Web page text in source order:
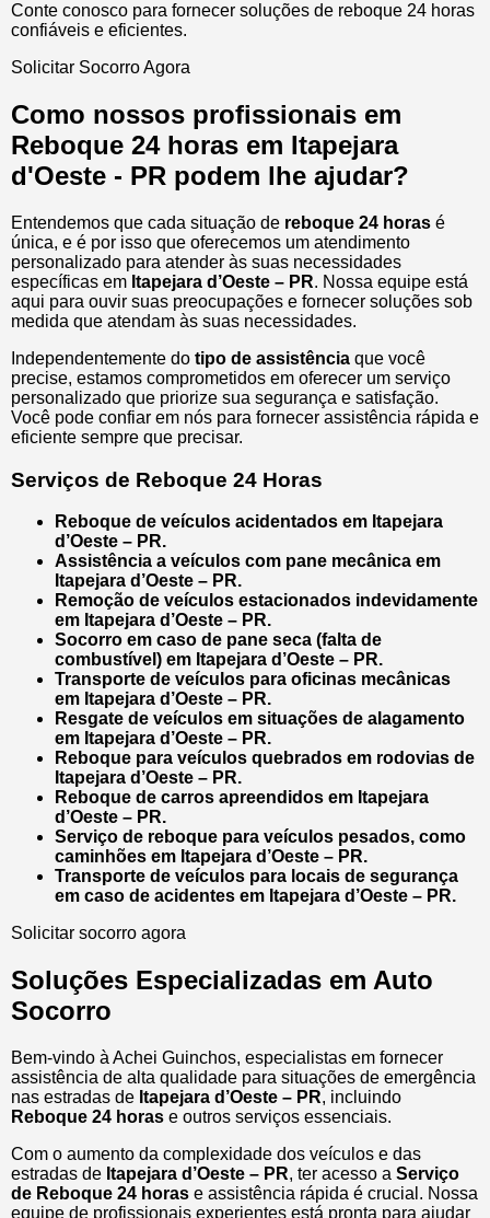
Conte conosco para fornecer soluções de reboque 24 horas
confiáveis e eficientes.
Solicitar Socorro Agora
Como nossos profissionais em
Reboque 24 horas em Itapejara
d'Oeste - PR podem lhe ajudar?
Entendemos que cada situação de reboque 24 horas é
única, e é por isso que oferecemos um atendimento
personalizado para atender às suas necessidades
específicas em Itapejara d’Oeste – PR. Nossa equipe está
aqui para ouvir suas preocupações e fornecer soluções sob
medida que atendam às suas necessidades.
Independentemente do tipo de assistência que você
precise, estamos comprometidos em oferecer um serviço
personalizado que priorize sua segurança e satisfação.
Você pode confiar em nós para fornecer assistência rápida e
eficiente sempre que precisar.
Serviços de Reboque 24 Horas
Reboque de veículos acidentados em Itapejara
d’Oeste – PR.
Assistência a veículos com pane mecânica em
Itapejara d’Oeste – PR.
Remoção de veículos estacionados indevidamente
em Itapejara d’Oeste – PR.
Socorro em caso de pane seca (falta de
combustível) em Itapejara d’Oeste – PR.
Transporte de veículos para oficinas mecânicas
em Itapejara d’Oeste – PR.
Resgate de veículos em situações de alagamento
em Itapejara d’Oeste – PR.
Reboque para veículos quebrados em rodovias de
Itapejara d’Oeste – PR.
Reboque de carros apreendidos em Itapejara
d’Oeste – PR.
Serviço de reboque para veículos pesados, como
caminhões em Itapejara d’Oeste – PR.
Transporte de veículos para locais de segurança
em caso de acidentes em Itapejara d’Oeste – PR.
Solicitar socorro agora
Soluções Especializadas em Auto
Socorro
Bem-vindo à Achei Guinchos, especialistas em fornecer
assistência de alta qualidade para situações de emergência
nas estradas de Itapejara d’Oeste – PR, incluindo
Reboque 24 horas e outros serviços essenciais.
Com o aumento da complexidade dos veículos e das
estradas de Itapejara d’Oeste – PR, ter acesso a Serviço
de Reboque 24 horas e assistência rápida é crucial. Nossa
equipe de profissionais experientes está pronta para ajudar